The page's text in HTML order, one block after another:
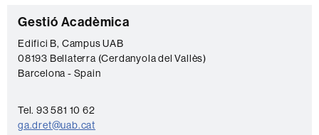
C
o
n
a
c
Gestió Acadèmica
Edifici B, Campus UAB
08193 Bellaterra (Cerdanyola del Vallès)
Barcelona - Spain
Tel. 93 581 10 62
ga.dret@uab.cat